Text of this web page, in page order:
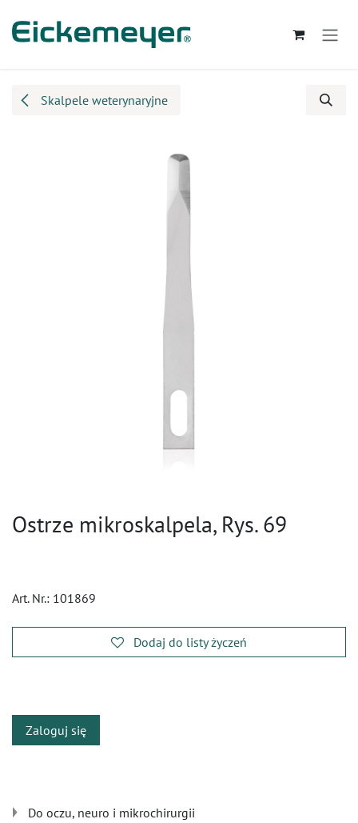
Skalpele weterynaryjne
Ostrze mikroskalpela, Rys. 69
Art. Nr.: 101869
Dodaj do listy życzeń
Zaloguj się
Do oczu, neuro i mikrochirurgii